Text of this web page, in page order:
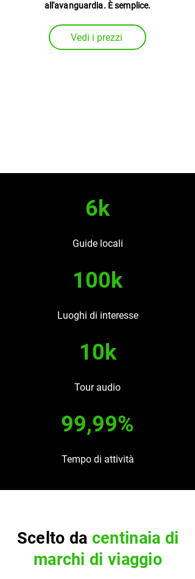
all'avanguardia. È semplice.
Vedi i prezzi
6k
Guide locali
100k
Luoghi di interesse
10k
Tour audio
99,99%
Tempo di attività
Scelto da centinaia di
marchi di viaggio